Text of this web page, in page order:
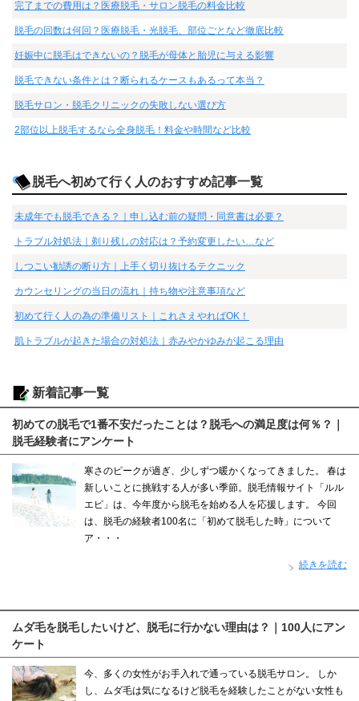
完了までの費用は？医療脱毛・サロン脱毛の料金比較
脱毛の回数は何回？医療脱毛・光脱毛、部位ごとなど徹底比較
妊娠中に脱毛はできないの？脱毛が母体と胎児に与える影響
脱毛できない条件とは？断られるケースもあるって本当？
脱毛サロン・脱毛クリニックの失敗しない選び方
2部位以上脱毛するなら全身脱毛！料金や時間など比較
脱毛へ初めて行く人のおすすめ記事一覧
未成年でも脱毛できる？｜申し込む前の疑問・同意書は必要？
トラブル対処法｜剃り残しの対応は？予約変更したい…など
しつこい勧誘の断り方｜上手く切り抜けるテクニック
カウンセリングの当日の流れ｜持ち物や注意事項など
初めて行く人の為の準備リスト｜これさえやればOK！
肌トラブルが起きた場合の対処法｜赤みやかゆみが起こる理由
新着記事一覧
初めての脱毛で1番不安だったことは？脱毛への満足度は何％？｜
脱毛経験者にアンケート
寒さのピークが過ぎ、少しずつ暖かくなってきました。 春は
新しいことに挑戦する人が多い季節。脱毛情報サイト「ルル
エピ」は、今年度から脱毛を始める人を応援します。 今回
は、脱毛の経験者100名に「初めて脱毛した時」について
ア・・・
続きを読む
ムダ毛を脱毛したいけど、脱毛に行かない理由は？｜100人にアン
ケート
今、多くの女性がお手入れで通っている脱毛サロン。 しか
し、ムダ毛は気になるけど脱毛を経験したことがない女性も